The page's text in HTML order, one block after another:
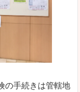
の手続きは管轄地